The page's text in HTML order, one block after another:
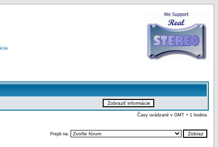
Časy uvádzané v GMT + 1 hodina
Prejdi na: